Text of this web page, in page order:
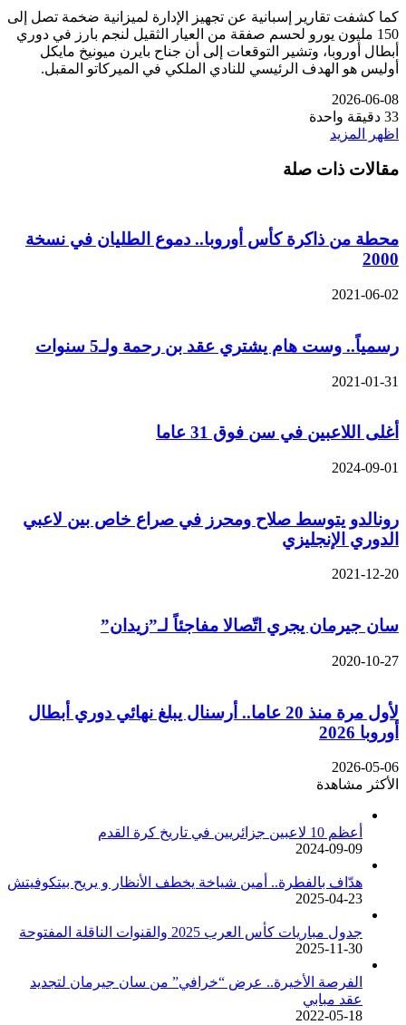
كما كشفت تقارير إسبانية عن تجهيز الإدارة لميزانية ضخمة تصل إلى
150 مليون يورو لحسم صفقة من العيار الثقيل لنجم بارز في دوري
أبطال أوروبا، وتشير التوقعات إلى أن جناح بايرن ميونيخ مايكل
أوليس هو الهدف الرئيسي للنادي الملكي في الميركاتو المقبل.
2026-06-08
33 دقيقة واحدة
اظهر المزيد
مقالات ذات صلة
محطة من ذاكرة كأس أوروبا.. دموع الطليان في نسخة
2000
2021-06-02
رسمياً.. وست هام يشتري عقد بن رحمة ولـ5 سنوات
2021-01-31
أغلى اللاعبين في سن فوق 31 عاما
2024-09-01
رونالدو يتوسط صلاح ومحرز في صراع خاص بين لاعبي
الدوري الإنجليزي
2021-12-20
سان جيرمان يجري اتّصالا مفاجئاً لـ”زيدان”
2020-10-27
لأول مرة منذ 20 عاما.. أرسنال يبلغ نهائي دوري أبطال
أوروبا 2026
2026-05-06
الأكثر مشاهدة
أعظم 10 لاعبين جزائريين في تاريخ كرة القدم
2024-09-09
هدّاف بالفطرة.. أمين شياخة يخطف الأنظار و يريح بيتكوفيتش
2025-04-23
جدول مباريات كأس العرب 2025 والقنوات الناقلة المفتوحة
2025-11-30
الفرصة الأخيرة.. عرض “خرافي” من سان جيرمان لتجديد
عقد مبابي
2022-05-18